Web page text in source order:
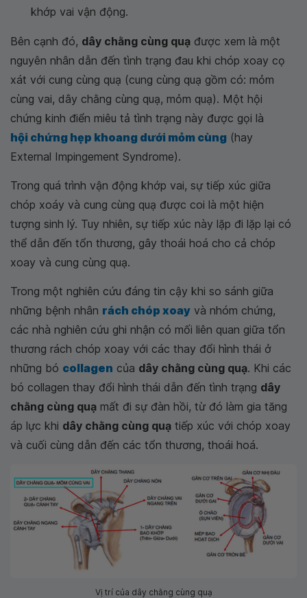
khớp vai vận động.
Bên cạnh đó, dây chằng cùng quạ được xem là một
nguyên nhân dẫn đến tình trạng đau khi chóp xoay cọ
xát với cung cùng quạ (cung cùng quạ gồm có: mỏm
cùng vai, dây chằng cùng quạ, mỏm quạ). Một hội
chứng kinh điển miêu tả tình trạng này được gọi là
hội chứng hẹp khoang dưới mỏm cùng (hay
External Impingement Syndrome).
Trong quá trình vận động khớp vai, sự tiếp xúc giữa
chóp xoáy và cung cùng quạ được coi là một hiện
tượng sinh lý. Tuy nhiên, sự tiếp xúc này lặp đi lặp lại có
thể dẫn đến tổn thương, gây thoái hoá cho cả chóp
xoay và cung cùng quạ.
Trong một nghiên cứu đáng tin cậy khi so sánh giữa
những bệnh nhân rách chóp xoay và nhóm chứng,
các nhà nghiên cứu ghi nhận có mối liên quan giữa tổn
thương rách chóp xoay với các thay đổi hình thái ở
những bó collagen của dây chằng cùng quạ. Khi các
bó collagen thay đổi hình thái dẫn đến tình trạng dây
chằng cùng quạ mất đi sự đàn hồi, từ đó làm gia tăng
áp lực khi dây chằng cùng quạ tiếp xúc với chóp xoay
và cuối cùng dẫn đến các tổn thương, thoái hoá.
Vị trí của dây chằng cùng quạ